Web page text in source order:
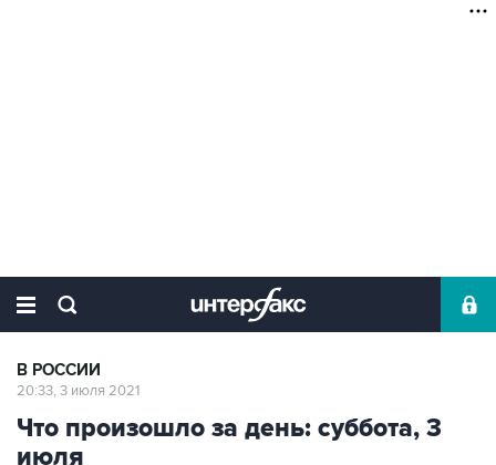
В РОССИИ
20:33, 3 июля 2021
Что произошло за день: суббота, 3
июля